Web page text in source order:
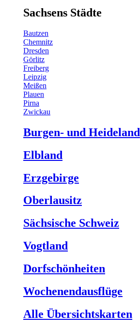
Sachsens Städte
Bautzen
Chemnitz
Dresden
Görlitz
Freiberg
Leipzig
Meißen
Plauen
Pirna
Zwickau
Burgen- und Heideland
Elbland
Erzgebirge
Oberlausitz
Sächsische Schweiz
Vogtland
Dorfschönheiten
Wochenendausflüge
Alle Übersichtskarten